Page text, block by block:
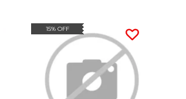
15% OFF